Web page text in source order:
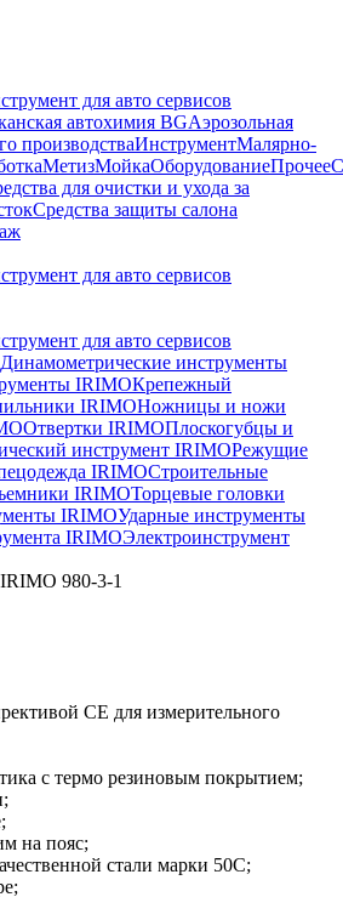
для авто сервисов
автохимия BGАэрозольная
производстваИнструментМалярно-
МетизМойкаОборудованиеПрочее
для очистки и ухода за
Средства защиты салона
для авто сервисов
для авто сервисов
Динамометрические инструменты
IRIMOКрепежный
IRIMOНожницы и ножи
Отвертки IRIMOПлоскогубцы и
инструмент IRIMOРежущие
IRIMOСтроительные
IRIMOТорцевые головки
IRIMOУдарные инструменты
IRIMOЭлектроинструмент
IRIMO 980-3-1
СЕ для измерительного
с термо резиновым покрытием;
на пояс;
стали марки 50С;